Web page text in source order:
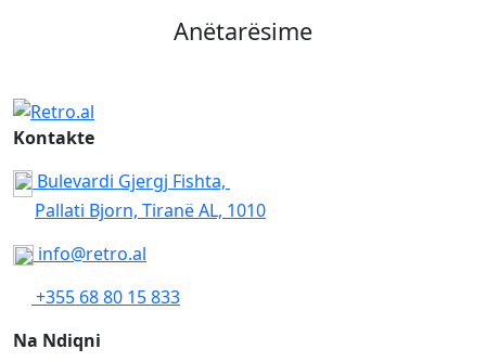
Anëtarësime
Kontakte
Bulevardi Gjergj Fishta,
Pallati Bjorn, Tiranë AL, 1010
info@retro.al
+355 68 80 15 833
Na Ndiqni